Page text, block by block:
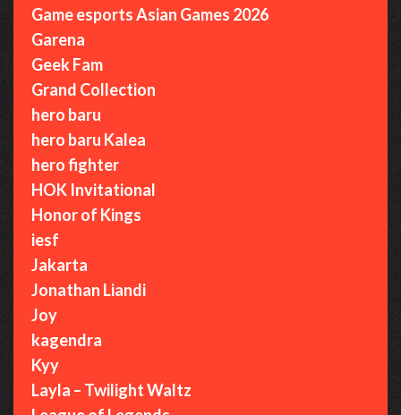
Game esports Asian Games 2026
Garena
Geek Fam
Grand Collection
hero baru
hero baru Kalea
hero fighter
HOK Invitational
Honor of Kings
iesf
Jakarta
Jonathan Liandi
Joy
kagendra
Kyy
Layla – Twilight Waltz